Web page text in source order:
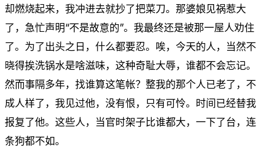
却燃烧起来，我冲进去就抄了把菜刀。那婆娘见祸惹大
了，急忙声明“不是故意的”。我最终还是被那一屋人劝住
了。为了出头之日，什么都要忍。唉，今天的人，当然不
晓得挨洗锅水是啥滋味，这种奇耻大辱，谁都不会忘记。
然而事隔多年，找谁算这笔帐？整我的那个人已老了，不
成人样了，我见过他，没有恨，只有可怜。时间已经替我
报复了他。这些人，当官时架子比谁都大，一下了台，连
条狗都不如。